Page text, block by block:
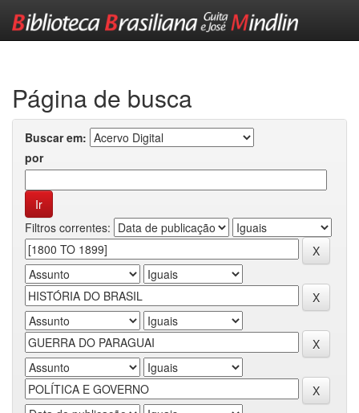
Página de busca
Buscar em:
por
Filtros correntes: